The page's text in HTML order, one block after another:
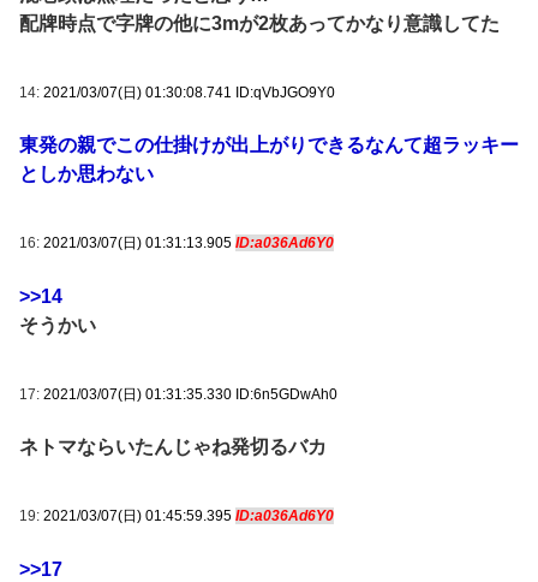
配牌時点で字牌の他に3mが2枚あってかなり意識してた
14: 2021/03/07(日) 01:30:08.741 ID:qVbJGO9Y0
東発の親でこの仕掛けが出上がりできるなんて超ラッキー
としか思わない
16: 2021/03/07(日) 01:31:13.905 ID:a036Ad6Y0
>>14
そうかい
17: 2021/03/07(日) 01:31:35.330 ID:6n5GDwAh0
ネトマならいたんじゃね発切るバカ
19: 2021/03/07(日) 01:45:59.395 ID:a036Ad6Y0
>>17